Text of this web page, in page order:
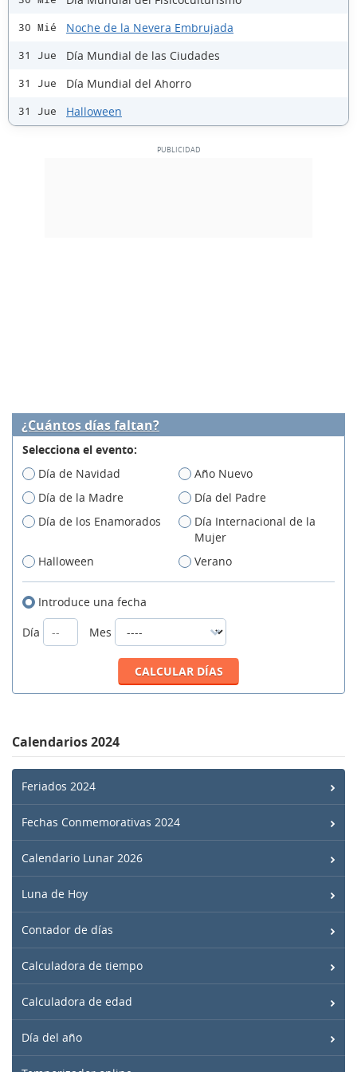
30 Mié Noche de la Nevera Embrujada
31 Jue Día Mundial de las Ciudades
31 Jue Día Mundial del Ahorro
31 Jue Halloween
¿Cuántos días faltan?
Selecciona el evento:
Día de Navidad
Año Nuevo
Día de la Madre
Día del Padre
Día de los Enamorados
Día Internacional de la
Mujer
Halloween
Verano
Introduce una fecha
Día
Mes
Calendarios 2024
Feriados 2024
Fechas Conmemorativas 2024
Calendario Lunar 2026
Luna de Hoy
Contador de días
Calculadora de tiempo
Calculadora de edad
Día del año